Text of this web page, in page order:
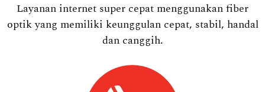
Layanan internet super cepat menggunakan fiber
optik yang memiliki keunggulan cepat, stabil, handal
dan canggih.